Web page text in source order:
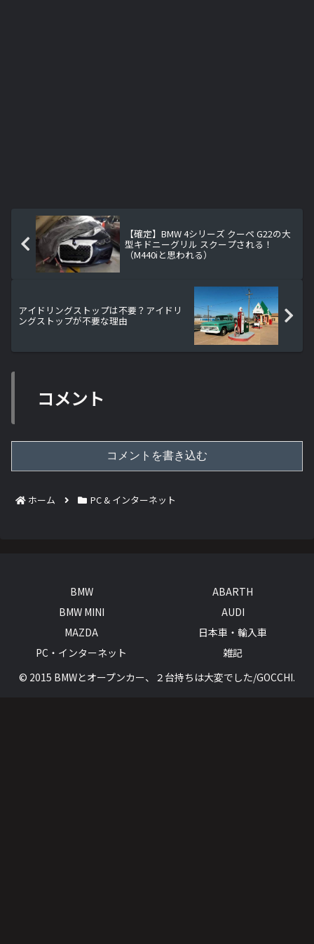
【確定】BMW 4シリーズ クーペ G22の大
型キドニーグリル スクープされる！
（M440iと思われる）
アイドリングストップは不要？アイドリ
ングストップが不要な理由
コメント
コメントを書き込む
ホーム PC & インターネット
BMW
ABARTH
BMW MINI
AUDI
MAZDA
日本車・輸入車
PC・インターネット
雑記
© 2015 BMWとオープンカー、２台持ちは大変でした/GOCCHI.